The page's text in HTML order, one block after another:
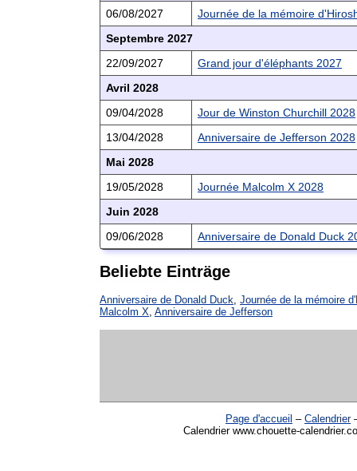
06/08/2027
Journée de la mémoire
Septembre 2027
22/09/2027
Grand jour d'éléphants 2027
Avril 2028
09/04/2028
Jour de Winston Churchill 2028
13/04/2028
Anniversaire de Jefferson 2028
Mai 2028
19/05/2028
Journée Malcolm X 2028
Juin 2028
09/06/2028
Anniversaire de Donald Duck
Beliebte Einträge
Anniversaire de Donald Duck, Journée de la mémoire
Malcolm X, Anniversaire de Jefferson
Page d'accueil – Calendrier
Calendrier www.chouette-